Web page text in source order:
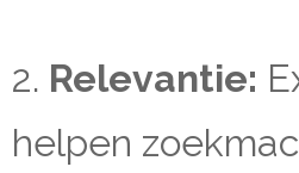
2. Relevantie:
helpen